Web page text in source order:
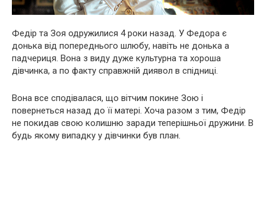
Федір та Зоя одружилися 4 роки назад. У Федора є
донька від попереднього шлюбу, навіть не донька а
падчериця. Вона з виду дуже культурна та хороша
дівчинка, а по факту справжній диявол в спідниці.
Вона все сподівалася, що вітчим покине Зою і
повернеться назад до її матері. Хоча разом з тим, Федір
не покидав свою колишню заради теперішньої дружини. В
будь якому випадку у дівчинки був план.